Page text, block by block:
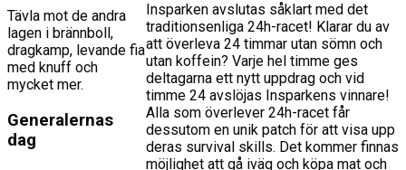
Tävla mot de andra
lagen i brännboll,
dragkamp, levande fia
med knuff och
mycket mer.
Generalernas
dag
Insparken avslutas såklart med det
traditionsenliga 24h-racet! Klarar du av
att överleva 24 timmar utan sömn och
utan koffein? Varje hel timme ges
deltagarna ett nytt uppdrag och vid
timme 24 avslöjas Insparkens vinnare!
Alla som överlever 24h-racet får
dessutom en unik patch för att visa upp
deras survival skills. Det kommer finnas
möjlighet att gå iväg och köpa mat och